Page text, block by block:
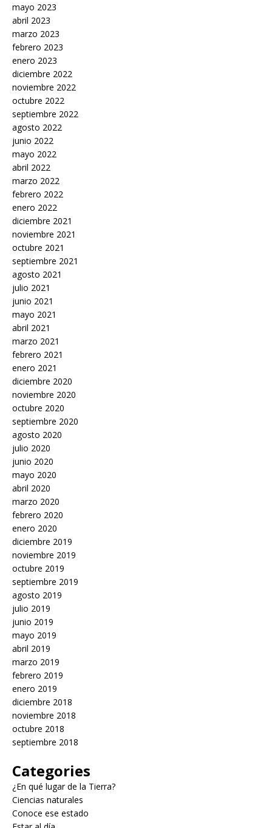
mayo 2023
abril 2023
marzo 2023
febrero 2023
enero 2023
diciembre 2022
noviembre 2022
octubre 2022
septiembre 2022
agosto 2022
junio 2022
mayo 2022
abril 2022
marzo 2022
febrero 2022
enero 2022
diciembre 2021
noviembre 2021
octubre 2021
septiembre 2021
agosto 2021
julio 2021
junio 2021
mayo 2021
abril 2021
marzo 2021
febrero 2021
enero 2021
diciembre 2020
noviembre 2020
octubre 2020
septiembre 2020
agosto 2020
julio 2020
junio 2020
mayo 2020
abril 2020
marzo 2020
febrero 2020
enero 2020
diciembre 2019
noviembre 2019
octubre 2019
septiembre 2019
agosto 2019
julio 2019
junio 2019
mayo 2019
abril 2019
marzo 2019
febrero 2019
enero 2019
diciembre 2018
noviembre 2018
octubre 2018
septiembre 2018
Categories
¿En qué lugar de la Tierra?
Ciencias naturales
Conoce ese estado